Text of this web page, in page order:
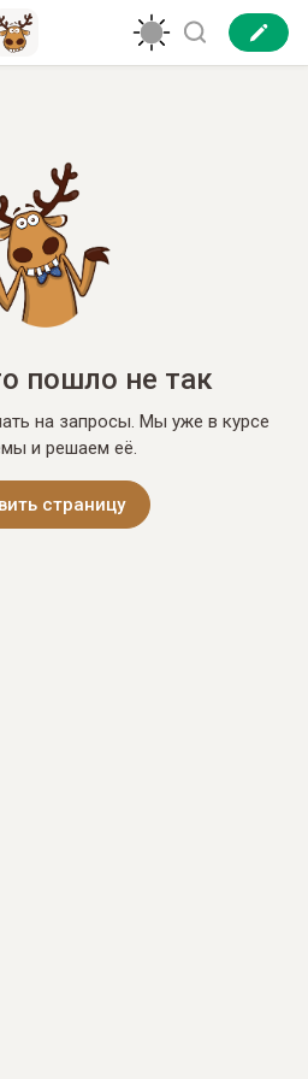
пошло не так
на запросы. Мы уже в курсе
и решаем её.
страницу